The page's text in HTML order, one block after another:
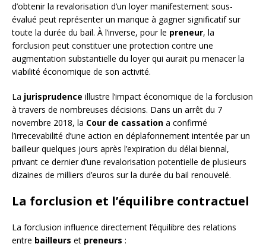
d’obtenir la revalorisation d’un loyer manifestement sous-
évalué peut représenter un manque à gagner significatif sur
toute la durée du bail. À l’inverse, pour le preneur, la
forclusion peut constituer une protection contre une
augmentation substantielle du loyer qui aurait pu menacer la
viabilité économique de son activité.
La jurisprudence illustre l’impact économique de la forclusion
à travers de nombreuses décisions. Dans un arrêt du 7
novembre 2018, la Cour de cassation a confirmé
l’irrecevabilité d’une action en déplafonnement intentée par un
bailleur quelques jours après l’expiration du délai biennal,
privant ce dernier d’une revalorisation potentielle de plusieurs
dizaines de milliers d’euros sur la durée du bail renouvelé.
La forclusion et l’équilibre contractuel
La forclusion influence directement l’équilibre des relations
entre bailleurs et preneurs :